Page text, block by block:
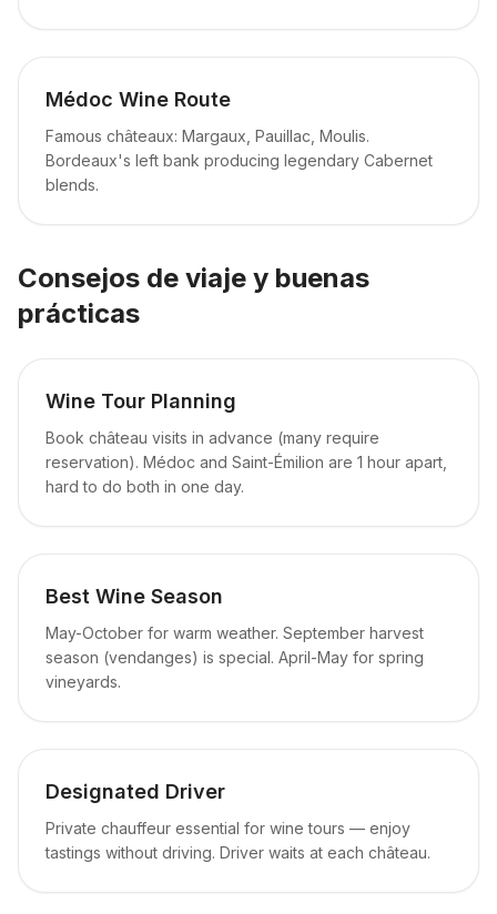
Médoc Wine Route
Famous châteaux: Margaux, Pauillac, Moulis.
Bordeaux's left bank producing legendary Cabernet
blends.
Consejos de viaje y buenas
prácticas
Wine Tour Planning
Book château visits in advance (many require
reservation). Médoc and Saint-Émilion are 1 hour apart,
hard to do both in one day.
Best Wine Season
May-October for warm weather. September harvest
season (vendanges) is special. April-May for spring
vineyards.
Designated Driver
Private chauffeur essential for wine tours — enjoy
tastings without driving. Driver waits at each château.